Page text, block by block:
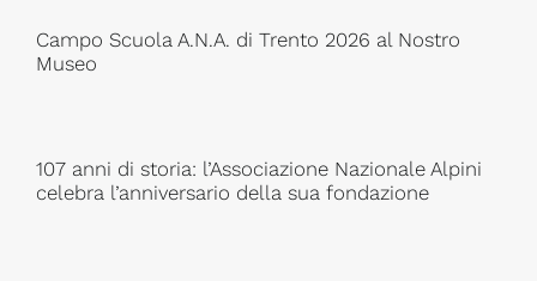
Campo Scuola A.N.A. di Trento 2026 al Nostro
Museo
107 anni di storia: l’Associazione Nazionale Alpini
celebra l’anniversario della sua fondazione